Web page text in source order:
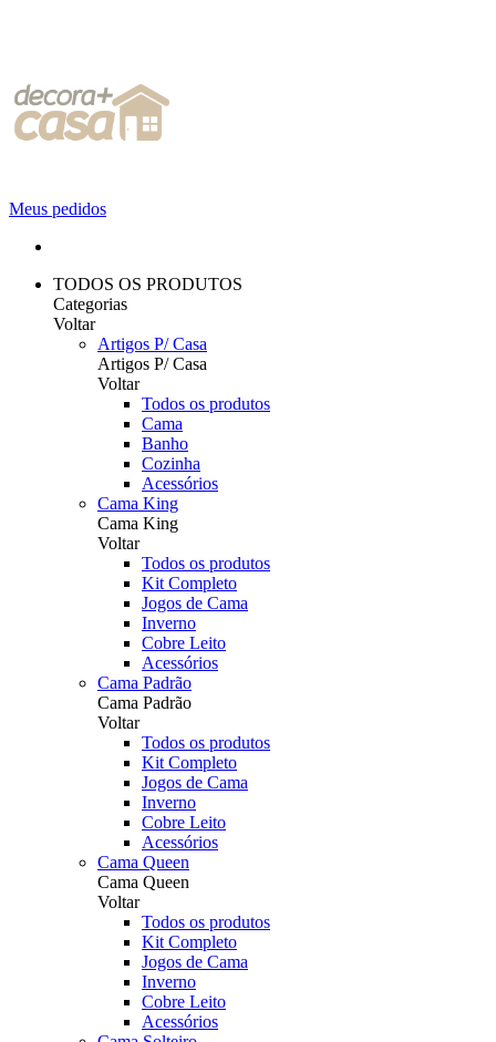
Meus pedidos
TODOS OS PRODUTOS
Categorias
Voltar
Artigos P/ Casa
Artigos P/ Casa
Voltar
Todos os produtos
Cama
Banho
Cozinha
Acessórios
Cama King
Cama King
Voltar
Todos os produtos
Kit Completo
Jogos de Cama
Inverno
Cobre Leito
Acessórios
Cama Padrão
Cama Padrão
Voltar
Todos os produtos
Kit Completo
Jogos de Cama
Inverno
Cobre Leito
Acessórios
Cama Queen
Cama Queen
Voltar
Todos os produtos
Kit Completo
Jogos de Cama
Inverno
Cobre Leito
Acessórios